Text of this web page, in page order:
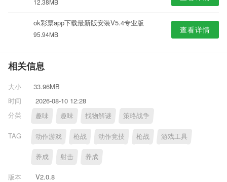
12.38MB
ok彩票app下载最新版安装V5.4专业版
95.94MB 查看详情
相关信息
大小
33.96MB
时间
2026-08-10 12:28
分类
趣味 趣味 找物解谜 策略战争
TAG 动作游戏 枪战 动作竞技 枪战 游戏工具
养成 射击 养成
版本
V2.0.8